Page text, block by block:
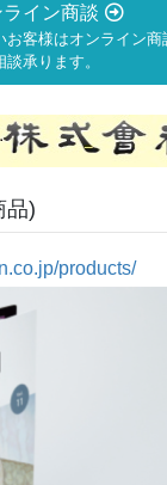
ライン商談
お客様はオンライン商
談承ります。
品)
products/